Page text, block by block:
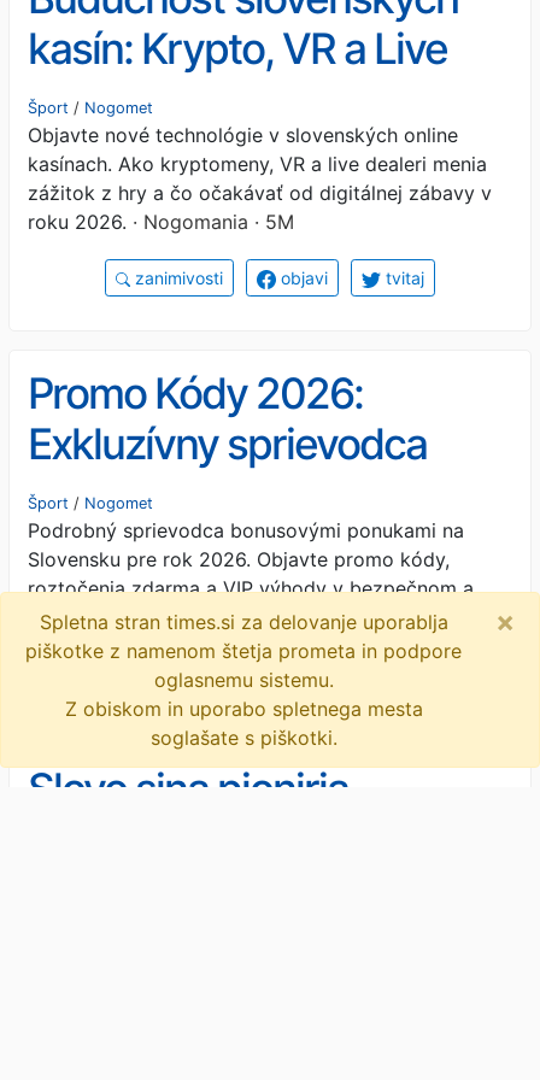
kasín: Krypto, VR a Live
hry
Šport / Nogomet
Objavte nové technológie v slovenských online
kasínach. Ako kryptomeny, VR a live dealeri menia
zážitok z hry a čo očakávať od digitálnej zábavy v
roku 2026. · Nogomania · 5M
zanimivosti objavi tvitaj
Promo Kódy 2026:
Exkluzívny sprievodca
bonusmi
Šport / Nogomet
Podrobný sprievodca bonusovými ponukami na
Slovensku pre rok 2026. Objavte promo kódy,
roztočenia zdarma a VIP výhody v bezpečnom a
licencovanom prostredí.· Nogomania · 5M
zanimivosti objavi
Slovo sina pionirja
Spletna stran times.si za delovanje uporablja
piškotke z namenom štetja prometa in podpore
oglasnemu sistemu.
Z obiskom in uporabo spletnega mesta
soglašate s piškotki.
×